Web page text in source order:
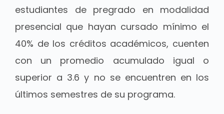
estudiantes de pregrado en modalidad
presencial que hayan cursado mínimo el
40% de los créditos académicos, cuenten
con un promedio acumulado igual o
superior a 3.6 y no se encuentren en los
últimos semestres de su programa.